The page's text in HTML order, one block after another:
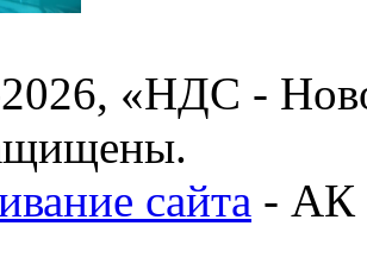
«НДС -
сайта - АК